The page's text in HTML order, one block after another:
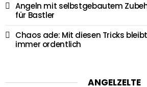
Angeln mit selbstgebautem
für Bastler
Chaos ade: Mit diesen Tricks
immer ordentlich
ANGELZELTE